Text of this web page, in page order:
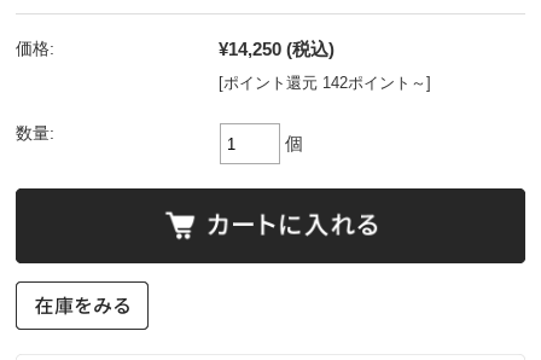
価格: ¥14,250 (税込)
[ポイント還元 142ポイント～]
数量: 個